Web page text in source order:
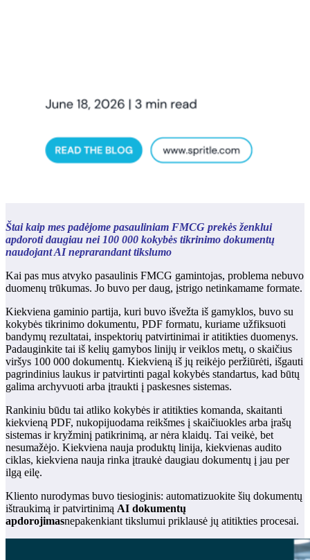
Štai kaip mes padėjome pasauliniam FMCG prekės ženklui
apdoroti daugiau nei 100 000 kokybės tikrinimo dokumentų
naudojant AI neprarandant tikslumo
Kai pas mus atvyko pasaulinis FMCG gamintojas, problema nebuvo
duomenų trūkumas. Jo buvo per daug, įstrigo netinkamame formate.
Kiekviena gaminio partija, kuri buvo išvežta iš gamyklos, buvo su
kokybės tikrinimo dokumentu, PDF formatu, kuriame užfiksuoti
bandymų rezultatai, inspektorių patvirtinimai ir atitikties duomenys.
Padauginkite tai iš kelių gamybos linijų ir veiklos metų, o skaičius
viršys 100 000 dokumentų. Kiekvieną iš jų reikėjo peržiūrėti, išgauti
pagrindinius laukus ir patvirtinti pagal kokybės standartus, kad būtų
galima archyvuoti arba įtraukti į paskesnes sistemas.
Rankiniu būdu tai atliko kokybės ir atitikties komanda, skaitanti
kiekvieną PDF, nukopijuodama reikšmes į skaičiuokles arba įrašų
sistemas ir kryžminį patikrinimą, ar nėra klaidų. Tai veikė, bet
nesumažėjo. Kiekviena nauja produktų linija, kiekvienas audito
ciklas, kiekviena nauja rinka įtraukė daugiau dokumentų į jau per
ilgą eilę.
Kliento nurodymas buvo tiesioginis: automatizuokite šių dokumentų
ištraukimą ir patvirtinimą AI dokumentų
apdorojimasnepakenkiant tikslumui priklausė jų atitikties procesai.